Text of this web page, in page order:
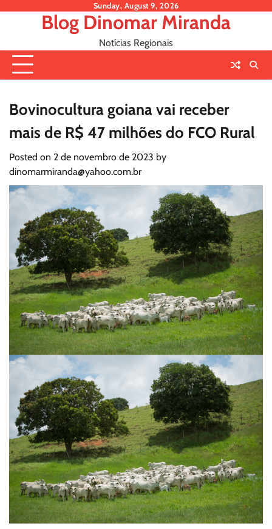
Sunday, August 9, 2026
Blog Dinomar Miranda
Notícias Regionais
Bovinocultura goiana vai receber
mais de R$ 47 milhões do FCO Rural
Posted on 2 de novembro de 2023 by
dinomarmiranda@yahoo.com.br